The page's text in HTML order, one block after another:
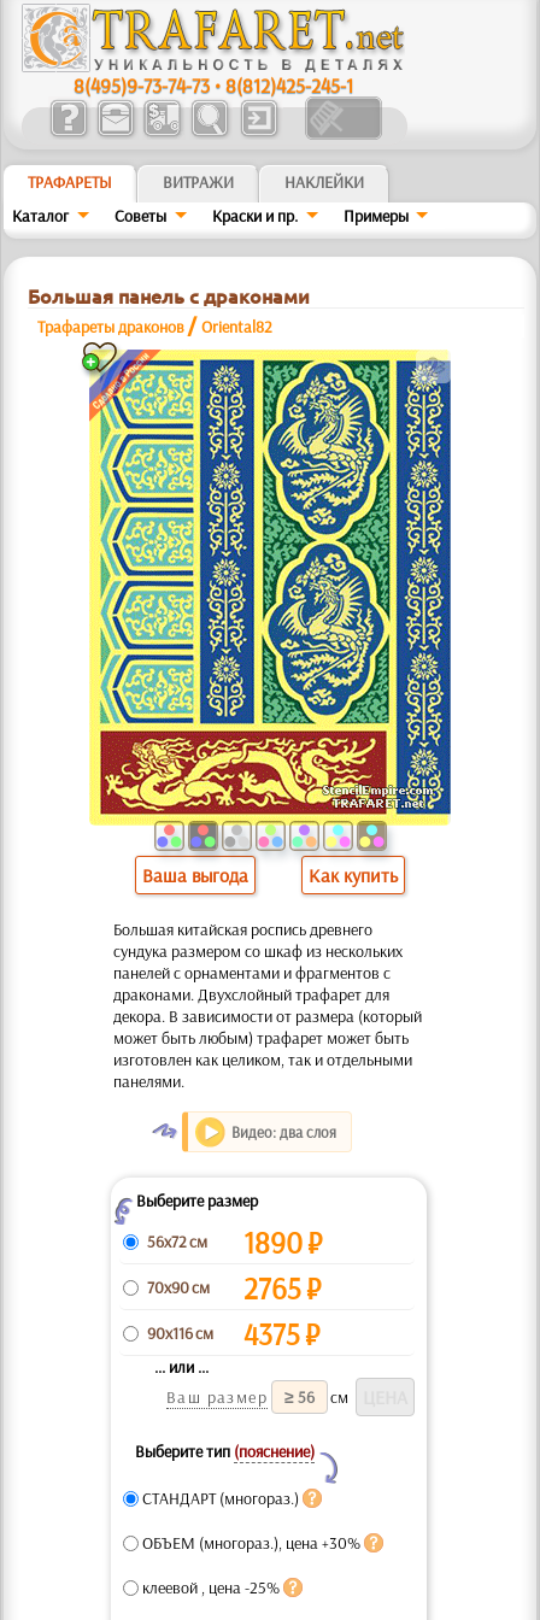
8(495)9-73-74-73 •8(812)425-245-1
ТРАФАРЕТЫ ВИТРАЖИ
НАКЛЕЙКИ
Каталог
Советы Краски и пр. Примеры
Большая панель с драконами
Трафареты драконов /Oriental82
b
Ваша выгода Как купить
Большая китайская роспись древнего
сундука размером со шкаф из нескольких
панелей с орнаментами и фрагментов с
драконами. Двухслойный трафарет для
декора. В зависимости от размера (который
может быть любым) трафарет может быть
изготовлен как целиком, так и отдельными
панелями.
O Видео: два слоя
ZВыберите размер
56x72 см
1890₽
70x90 см 2765₽
90x116 см 4375₽
... или ...
Ваш размер
см
Выберите тип (пояснение)
Y
СТАНДАРТ (многораз.)
ОБЪЕМ (многораз.), цена +30%
клеевой , цена -25%